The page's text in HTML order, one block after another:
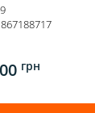
грн